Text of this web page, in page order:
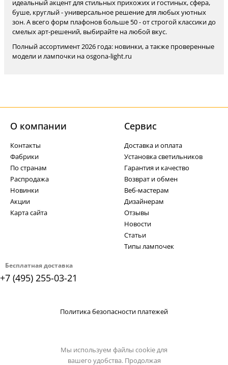
идеальный акцент для стильных прихожих и гостиных, сфера,
буше, круглый - универсальное решение для любых уютных
зон. А всего форм плафонов больше 50 - от строгой классики до
смелых арт-решений, выбирайте на любой вкус.
Полный ассортимент 2026 года: новинки, а также проверенные
модели и лампочки на osgona-light.ru
Бесплатная доставка
+7 (495) 255-03-21
О компании
Контакты
Фабрики
По странам
Распродажа
Новинки
Акции
Карта сайта
Cервис
Доставка и оплата
Установка светильников
Гарантия и качество
Возврат и обмен
Веб-мастерам
Дизайнерам
Отзывы
Новости
Статьи
Типы лампочек
Политика безопасности платежей
Мы используем файлы cookie для
вашего удобства. Продолжая